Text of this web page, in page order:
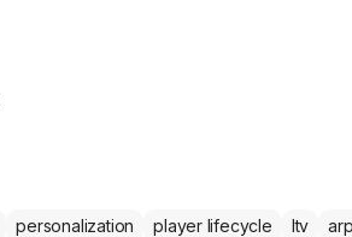
personalization player lifecycle ltv